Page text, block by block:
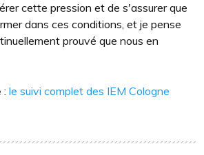
cette pression et de s'assurer que
dans ces conditions, et je pense
prouvé que nous en
: le suivi complet des IEM Cologne